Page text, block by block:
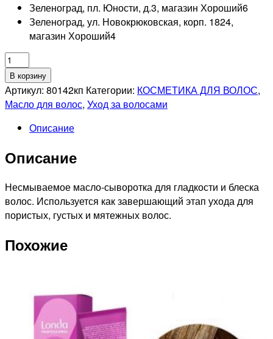
Зеленоград, пл. Юности, д.3, магазин Хороший6
Зеленоград, ул. Новокрюковская, корп. 1824,
магазин Хороший4
Количество
товара
KEROGREEN
CARE
сыворотка
блеска
гладкости
волос
SHINE
150мл
В корзину
Артикул: 80142кп Категории: КОСМЕТИКА ДЛЯ ВОЛОС,
Масло для волос, Уход за волосами
Описание
Описание
Несмываемое масло-сыворотка для гладкости и блеска
волос. Используется как завершающий этап ухода для
пористых, густых и мятежных волос.
Похожие